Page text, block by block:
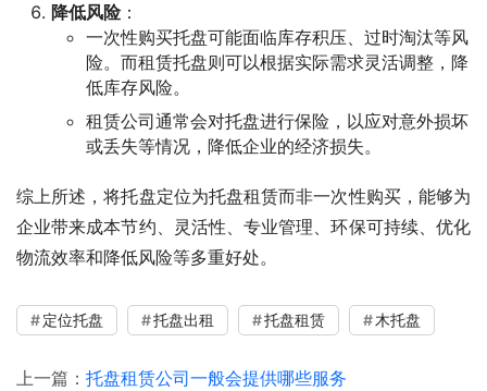
降低风险：
一次性购买托盘可能面临库存积压、过时淘汰等风
险。而租赁托盘则可以根据实际需求灵活调整，降
低库存风险。
租赁公司通常会对托盘进行保险，以应对意外损坏
或丢失等情况，降低企业的经济损失。
综上所述，将托盘定位为托盘租赁而非一次性购买，能够为
企业带来成本节约、灵活性、专业管理、环保可持续、优化
物流效率和降低风险等多重好处。
定位托盘 托盘出租 托盘租赁 木托盘
上一篇： 托盘租赁公司一般会提供哪些服务